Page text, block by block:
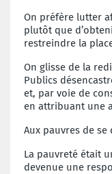
On préfère lutter
plutôt que
restreindre la
On glisse de la
Publics
et, par voie de
en attribuant une
Aux pauvres de
La pauvreté était
devenue une